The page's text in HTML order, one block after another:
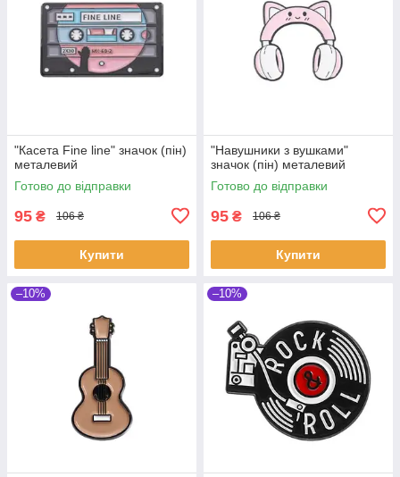
"Касета Fine line" значок (пін)
металевий
Готово до відправки
95 ₴ 106 ₴
Купити
"Навушники з вушками"
значок (пін) металевий
Готово до відправки
95 ₴ 106 ₴
Купити
–10% –10%